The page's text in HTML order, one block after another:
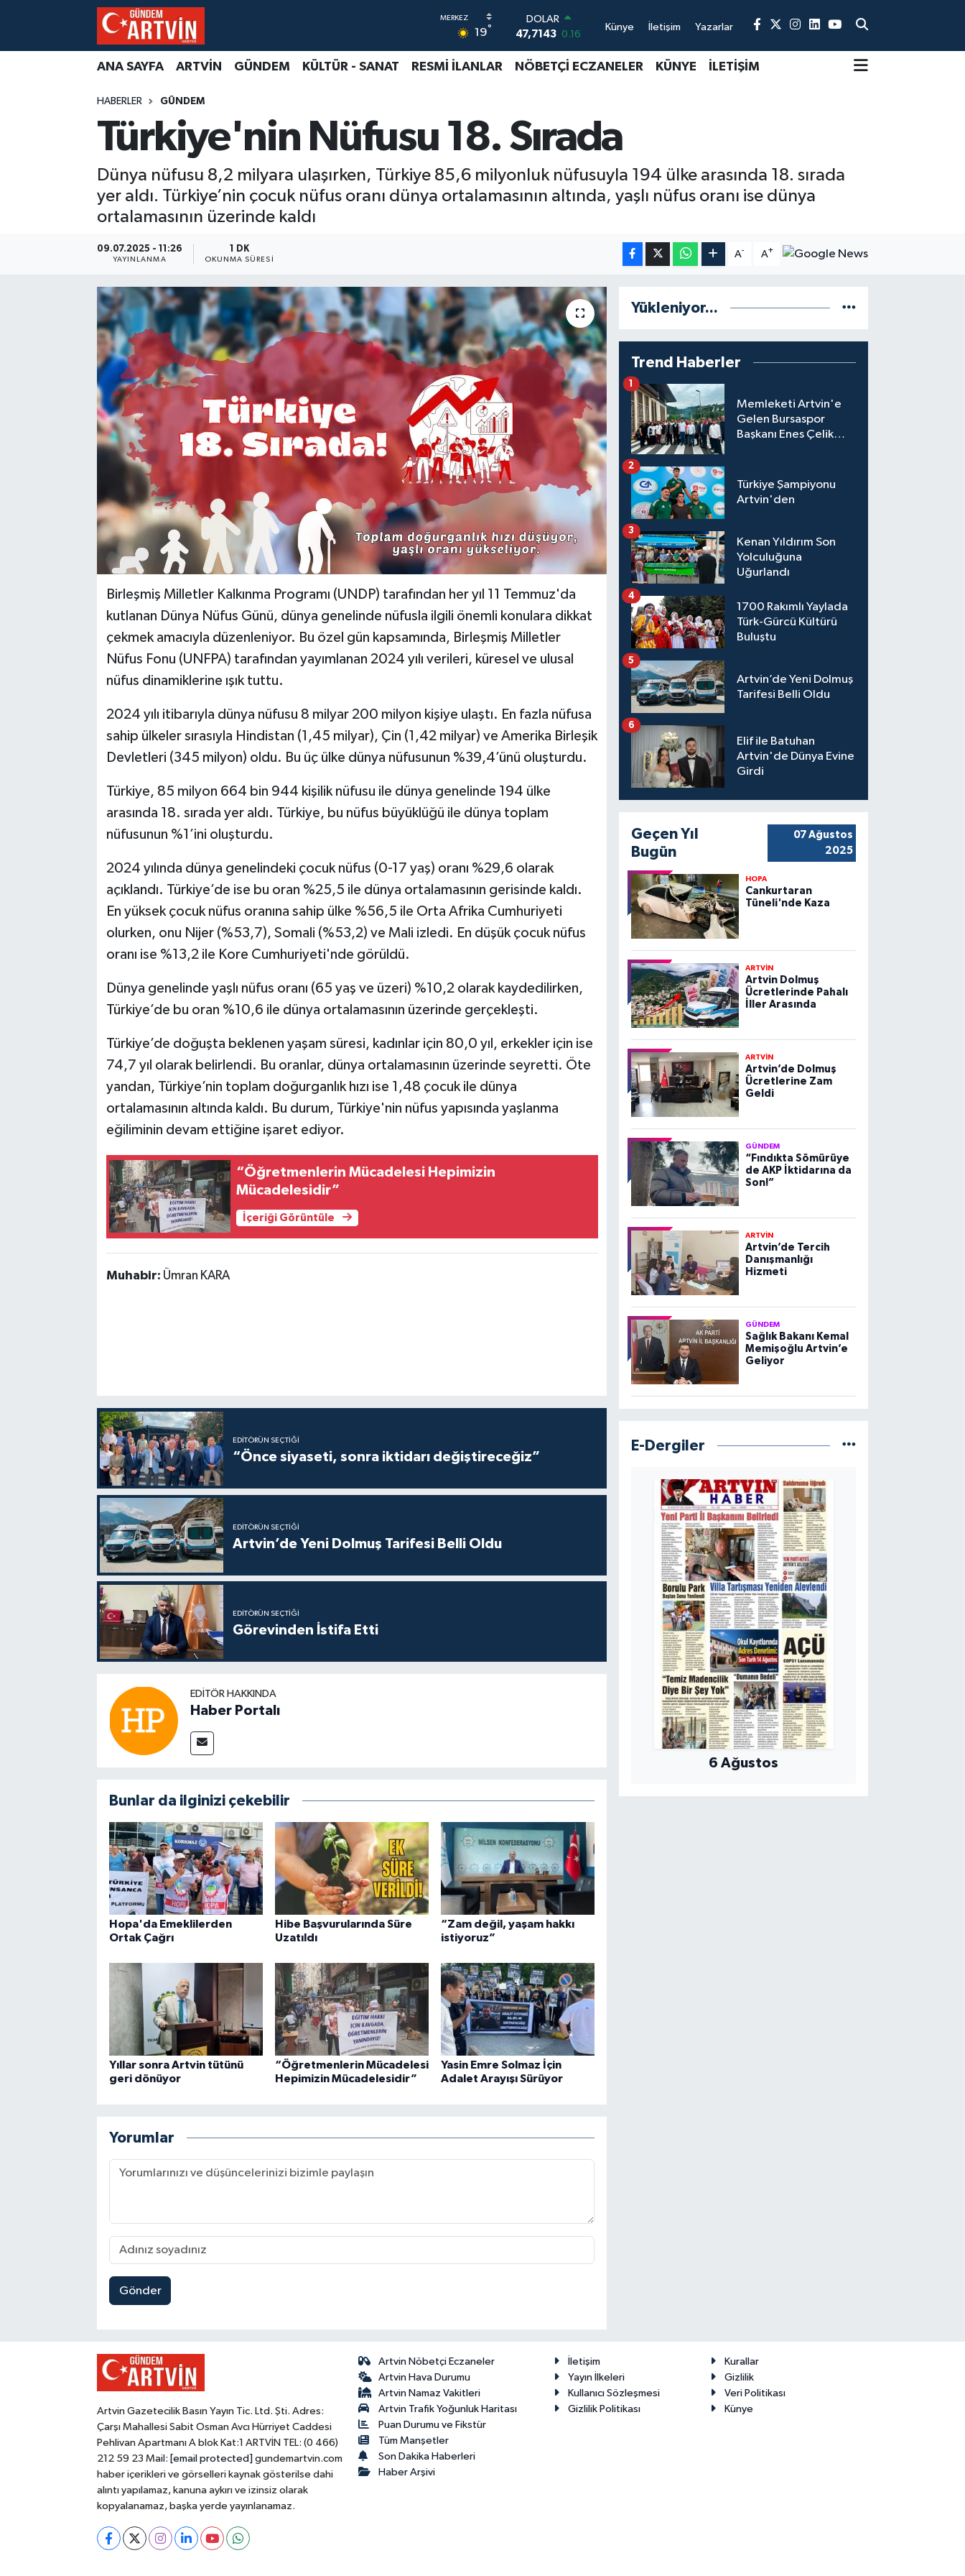
19°
DOLAR
47,7143 0.16
EURO
55,0317 -0.02
6510.40
BİST100
13.799
70
BITCOIN
Künye İletişim Yazarlar
ANA SAYFA ARTVİN GÜNDEM KÜLTÜR - SANAT RESMİ İLANLAR NÖBETÇİ ECZANELER KÜNYE İLETİŞİM
HABERLER GÜNDEM
Türkiye'nin Nüfusu 18. Sırada
Dünya nüfusu 8,2 milyara ulaşırken, Türkiye 85,6 milyonluk nüfusuyla 194 ülke arasında 18. sırada
yer aldı. Türkiye’nin çocuk nüfus oranı dünya ortalamasının altında, yaşlı nüfus oranı ise dünya
ortalamasının üzerinde kaldı
09.07.2025 - 11:26
YAYINLANMA
1 DK
OKUNMA SÜRESI
A- A+
Birleşmiş Milletler Kalkınma Programı (UNDP) tarafından her yıl 11 Temmuz'da
kutlanan Dünya Nüfus Günü, dünya genelinde nüfusla ilgili önemli konulara dikkat
çekmek amacıyla düzenleniyor. Bu özel gün kapsamında, Birleşmiş Milletler
Nüfus Fonu (UNFPA) tarafından yayımlanan 2024 yılı verileri, küresel ve ulusal
nüfus dinamiklerine ışık tuttu.
2024 yılı itibarıyla dünya nüfusu 8 milyar 200 milyon kişiye ulaştı. En fazla nüfusa
sahip ülkeler sırasıyla Hindistan (1,45 milyar), Çin (1,42 milyar) ve Amerika Birleşik
Devletleri (345 milyon) oldu. Bu üç ülke dünya nüfusunun %39,4’ünü oluşturdu.
Türkiye, 85 milyon 664 bin 944 kişilik nüfusu ile dünya genelinde 194 ülke
arasında 18. sırada yer aldı. Türkiye, bu nüfus büyüklüğü ile dünya toplam
nüfusunun %1’ini oluşturdu.
2024 yılında dünya genelindeki çocuk nüfus (0-17 yaş) oranı %29,6 olarak
açıklandı. Türkiye’de ise bu oran %25,5 ile dünya ortalamasının gerisinde kaldı.
En yüksek çocuk nüfus oranına sahip ülke %56,5 ile Orta Afrika Cumhuriyeti
olurken, onu Nijer (%53,7), Somali (%53,2) ve Mali izledi. En düşük çocuk nüfus
oranı ise %13,2 ile Kore Cumhuriyeti'nde görüldü.
Dünya genelinde yaşlı nüfus oranı (65 yaş ve üzeri) %10,2 olarak kaydedilirken,
Türkiye’de bu oran %10,6 ile dünya ortalamasının üzerinde gerçekleşti.
Türkiye’de doğuşta beklenen yaşam süresi, kadınlar için 80,0 yıl, erkekler için ise
74,7 yıl olarak belirlendi. Bu oranlar, dünya ortalamasının üzerinde seyretti. Öte
yandan, Türkiye’nin toplam doğurganlık hızı ise 1,48 çocuk ile dünya
ortalamasının altında kaldı. Bu durum, Türkiye'nin nüfus yapısında yaşlanma
eğiliminin devam ettiğine işaret ediyor.
“Öğretmenlerin Mücadelesi Hepimizin
Mücadelesidir”
İçeriği Görüntüle
Muhabir: Ümran KARA
EDITÖRÜN SEÇTIĞI
“Önce siyaseti, sonra iktidarı değiştireceğiz”
EDITÖRÜN SEÇTIĞI
Artvin’de Yeni Dolmuş Tarifesi Belli Oldu
EDITÖRÜN SEÇTIĞI
Görevinden İstifa Etti
EDITÖR HAKKINDA
Haber Portalı
Bunlar da ilginizi çekebilir
Hopa'da Emeklilerden
Ortak Çağrı
Hibe Başvurularında Süre
Uzatıldı
“Zam değil, yaşam hakkı
istiyoruz”
Yıllar sonra Artvin tütünü
geri dönüyor
“Öğretmenlerin Mücadelesi
Hepimizin Mücadelesidir”
Yasin Emre Solmaz İçin
Adalet Arayışı Sürüyor
Yorumlar
Gönder
Yükleniyor...
Trend Haberler
Memleketi Artvin'e
Gelen Bursaspor
Başkanı Enes Çelik
1
Türkiye Şampiyonu
Artvin'den
2
Kenan Yıldırım Son
Yolculuğuna
Uğurlandı
3
1700 Rakımlı Yaylada
Türk-Gürcü Kültürü
Buluştu
4
Artvin’de Yeni Dolmuş
Tarifesi Belli Oldu
5
Elif ile Batuhan
Artvin'de Dünya Evine
Girdi
6
Geçen Yıl
Bugün
07 Ağustos
2025
HOPA
Cankurtaran
Tüneli'nde Kaza
ARTVİN
Artvin Dolmuş
Ücretlerinde Pahalı
İller Arasında
ARTVİN
Artvin’de Dolmuş
Ücretlerine Zam
Geldi
GÜNDEM
“Fındıkta Sömürüye
de AKP İktidarına da
Son!”
ARTVİN
Artvin’de Tercih
Danışmanlığı
Hizmeti
GÜNDEM
Sağlık Bakanı Kemal
Memişoğlu Artvin’e
Geliyor
E-Dergiler
6 Ağustos
Artvin Gazetecilik Basın Yayın Tic. Ltd. Şti. Adres:
Çarşı Mahallesi Sabit Osman Avcı Hürriyet Caddesi
Pehlivan Apartmanı A blok Kat:1 ARTVİN TEL: (0 466)
212 59 23 Mail: [email protected] gundemartvin.com
haber içerikleri ve görselleri kaynak gösterilse dahi
alıntı yapılamaz, kanuna aykırı ve izinsiz olarak
kopyalanamaz, başka yerde yayınlanamaz.
Artvin Nöbetçi Eczaneler
Artvin Hava Durumu
Artvin Namaz Vakitleri
Artvin Trafik Yoğunluk Haritası
Puan Durumu ve Fikstür
Tüm Manşetler
Son Dakika Haberleri
Haber Arşivi
İletişim
Kurallar
Yayın İlkeleri
Gizlilik
Kullanıcı Sözleşmesi
Veri Politikası
Gizlilik Politikası
Künye